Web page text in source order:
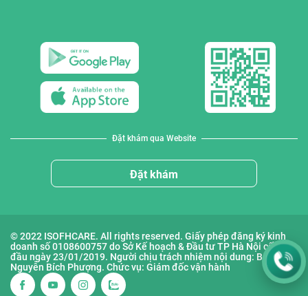
Đặt khám qua Website
Đặt khám
© 2022 ISOFHCARE. All rights reserved. Giấy phép đăng ký kinh
doanh số 0108600757 do Sở Kế hoạch & Đầu tư TP Hà Nội cấp lần
đầu ngày 23/01/2019. Người chịu trách nhiệm nội dung: Bà
Nguyễn Bích Phượng. Chức vụ: Giám đốc vận hành